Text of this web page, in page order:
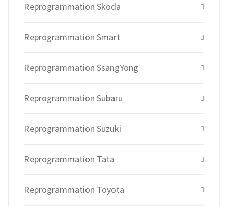
Reprogrammation Skoda
Reprogrammation Smart
Reprogrammation SsangYong
Reprogrammation Subaru
Reprogrammation Suzuki
Reprogrammation Tata
Reprogrammation Toyota